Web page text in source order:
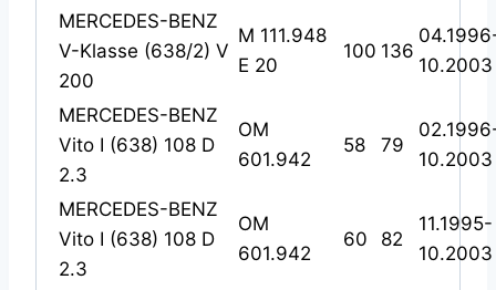
MERCEDES-BENZ
V-Klasse (638/2) V
200
M 111.948
E 20
100 136
10.2003
MERCEDES-BENZ
Vito I (638) 108 D
2.3
OM
601.942
58 79
10.2003
MERCEDES-BENZ
Vito I (638) 108 D
2.3
OM
601.942
60 82
11.1995-
10.2003